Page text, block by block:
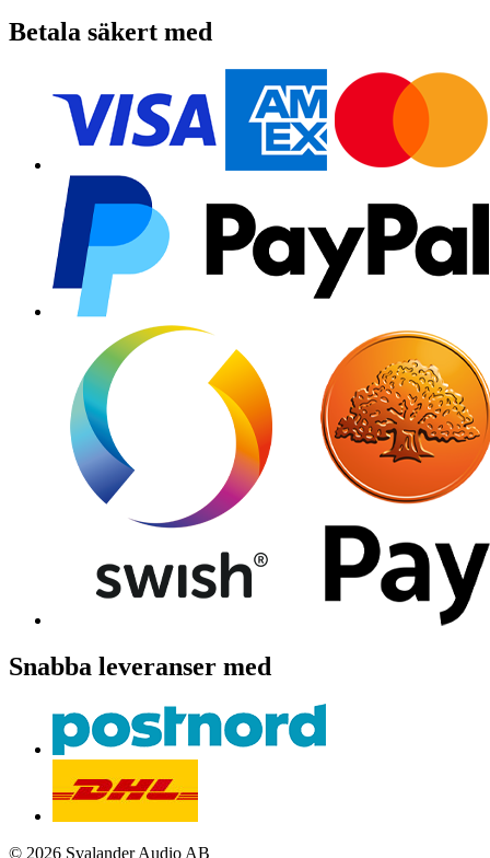
Betala säkert med
Snabba leveranser med
© 2026 Svalander Audio AB